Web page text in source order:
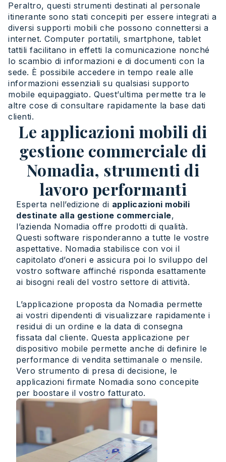
Peraltro, questi strumenti destinati al personale
itinerante sono stati concepiti per essere integrati a
diversi supporti mobili che possono connettersi a
internet. Computer portatili, smartphone, tablet
tattili facilitano in effetti la comunicazione nonché
lo scambio di informazioni e di documenti con la
sede. È possibile accedere in tempo reale alle
informazioni essenziali su qualsiasi supporto
mobile equipaggiato. Quest’ultima permette tra le
altre cose di consultare rapidamente la base dati
clienti.
Le applicazioni mobili di
gestione commerciale di
Nomadia, strumenti di
lavoro performanti
Esperta nell’edizione di applicazioni mobili
destinate alla gestione commerciale,
l’azienda Nomadia offre prodotti di qualità.
Questi software risponderanno a tutte le vostre
aspettative. Nomadia stabilisce con voi il
capitolato d’oneri e assicura poi lo sviluppo del
vostro software affinché risponda esattamente
ai bisogni reali del vostro settore di attività.
L’applicazione proposta da Nomadia permette
ai vostri dipendenti di visualizzare rapidamente i
residui di un ordine e la data di consegna
fissata dal cliente. Questa applicazione per
dispositivo mobile permette anche di definire le
performance di vendita settimanale o mensile.
Vero strumento di presa di decisione, le
applicazioni firmate Nomadia sono concepite
per boostare il vostro fatturato.